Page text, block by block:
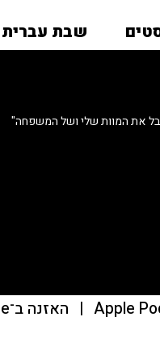
שבת עברית
את המוות שלי ושל המשפחה"
| האזנה ב־youtube